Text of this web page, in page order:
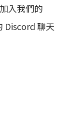
入我們的
Discord 聊天